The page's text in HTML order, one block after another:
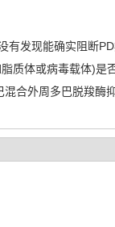
发现能确实阻断
质体或病毒载体)是
合外周多巴脱羧酶